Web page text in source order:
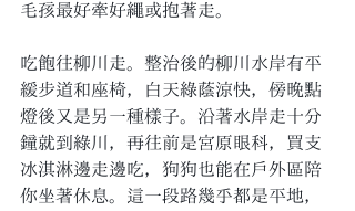
毛孩最好牽好繩或抱著走。
吃飽往柳川走。整治後的柳川水岸有平
緩步道和座椅，白天綠蔭涼快，傍晚點
燈後又是另一種樣子。沿著水岸走十分
鐘就到綠川，再往前是宮原眼科，買支
冰淇淋邊走邊吃，狗狗也能在戶外區陪
你坐著休息。這一段路幾乎都是平地，